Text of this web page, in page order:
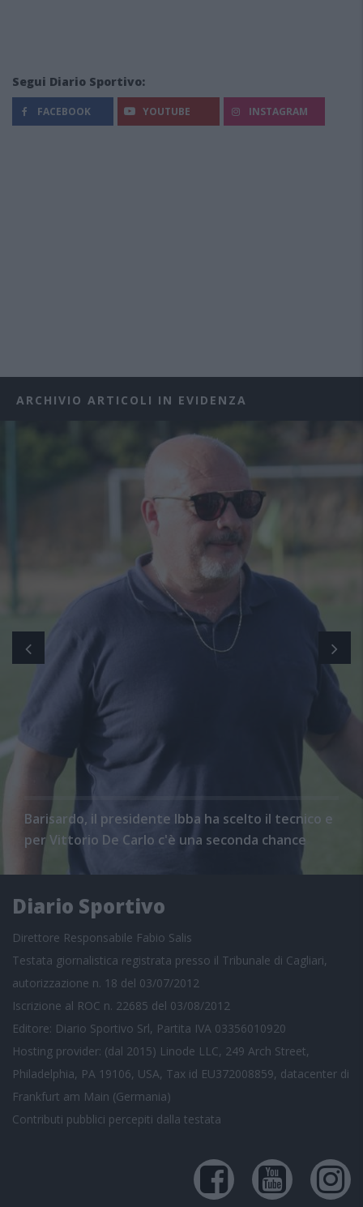
Segui Diario Sportivo:
FACEBOOK YOUTUBE INSTAGRAM
ARCHIVIO ARTICOLI IN EVIDENZA
Barisardo, il presidente Ibba ha scelto il tecnico e
per Vittorio De Carlo c'è una seconda chance
Diario Sportivo
Direttore Responsabile Fabio Salis
Testata giornalistica registrata presso il Tribunale di Cagliari,
autorizzazione n. 18 del 03/07/2012
Iscrizione al ROC n. 22685 del 03/08/2012
Editore: Diario Sportivo Srl, Partita IVA 03356010920
Hosting provider: (dal 2015) Linode LLC, 249 Arch Street,
Philadelphia, PA 19106, USA, Tax id EU372008859, datacenter di
Frankfurt am Main (Germania)
Contributi pubblici percepiti dalla testata